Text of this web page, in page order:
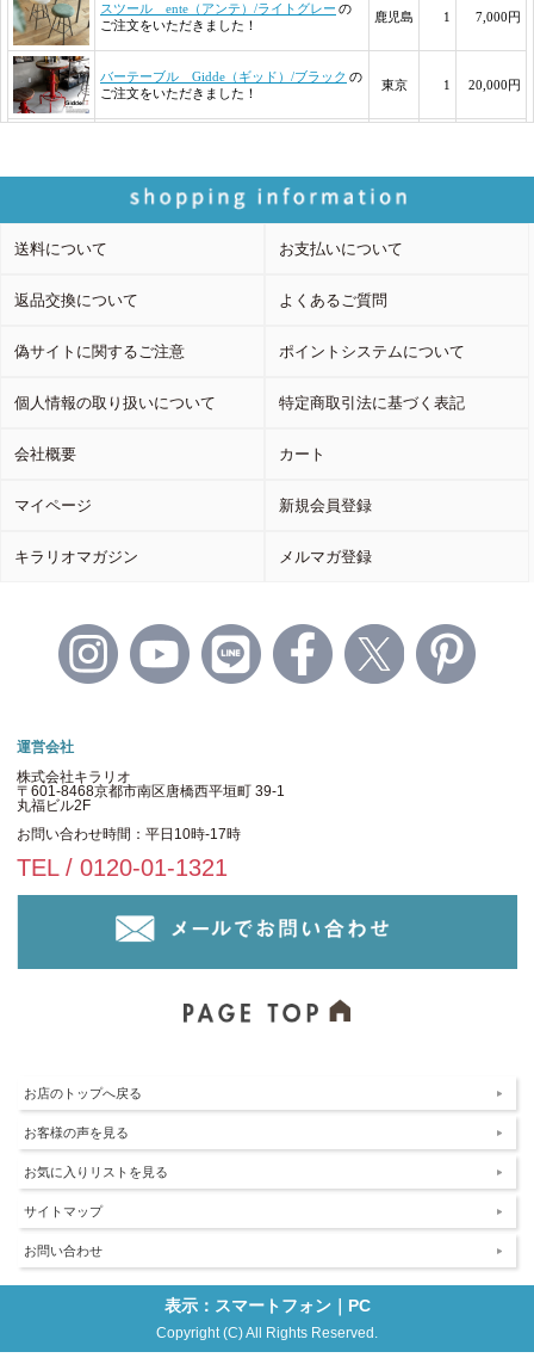
送料について お支払いについて
返品交換について よくあるご質問
偽サイトに関するご注意 ポイントシステムについて
個人情報の取り扱いについて 特定商取引法に基づく表記
会社概要 カート
マイページ 新規会員登録
キラリオマガジン メルマガ登録
運営会社
株式会社キラリオ
〒601-8468京都市南区唐橋西平垣町 39-1
丸福ビル2F
お問い合わせ時間：平日10時-17時
TEL / 0120-01-1321
お店のトップへ戻る
お客様の声を見る
お気に入りリストを見る
サイトマップ
お問い合わせ
表示：スマートフォン｜ PC
Copyright (C) All Rights Reserved.